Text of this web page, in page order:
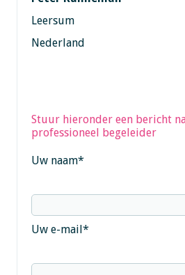
Leersum
Nederland
Stuur hieronder een bericht
professioneel begeleider
Uw naam*
Uw e-mail*